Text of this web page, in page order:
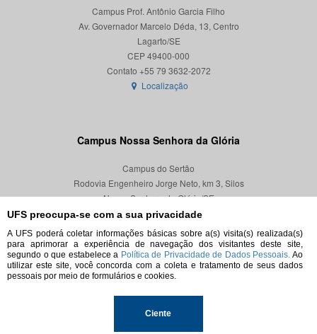
UFS preocupa-se com a sua privacidade
A UFS poderá coletar informações básicas sobre a(s) visita(s) realizada(s)
para aprimorar a experiência de navegação dos visitantes deste site,
segundo o que estabelece a Política de Privacidade de Dados Pessoais. Ao
utilizar este site, você concorda com a coleta e tratamento de seus dados
pessoais por meio de formulários e cookies.
Ciente
Campus Prof. Antônio Garcia Filho
Av. Governador Marcelo Déda, 13, Centro
Lagarto/SE
CEP 49400-000
Localização
Campus Nossa Senhora da Glória
Campus do Sertão
Rodovia Engenheiro Jorge Neto, km 3, Silos
Nossa Senhora da Glória/SE
CEP 49680-000
Localização
© 2026. Todos os direitos reservados.
Universidade Federal de Sergipe.